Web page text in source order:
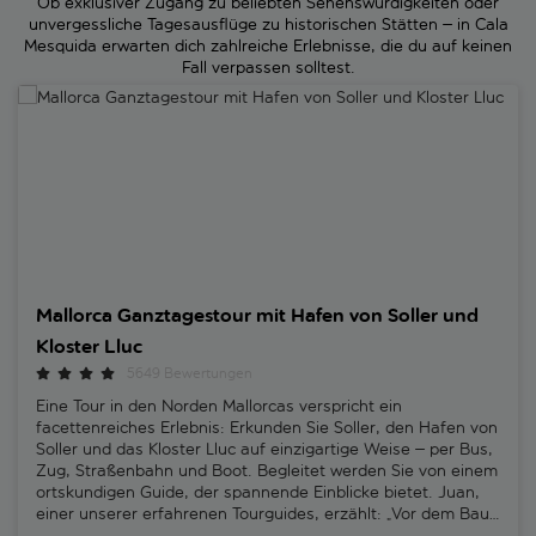
unvergessliche Tagesausflüge zu historischen Stätten – in Cala
Mesquida erwarten dich zahlreiche Erlebnisse, die du auf keinen
Fall verpassen solltest.
Mallorca Ganztagestour mit Hafen von Soller und Kloster Lluc
Mallorca Ganztagestour mit Hafen von Soller und
Kloster Lluc
Eine Tour in den Norden Mallorcas verspricht ein
facettenreiches Erlebnis: Erkunden Sie Soller, den Hafen von
Soller und das Kloster Lluc auf einzigartige Weise – per Bus,
Zug, Straßenbahn und Boot. Begleitet werden Sie von einem
ortskundigen Guide, der spannende Einblicke bietet. Juan,
einer unserer erfahrenen Tourguides, erzählt: „Vor dem Bau